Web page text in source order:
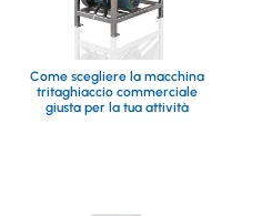
Come scegliere la macchina
tritaghiaccio commerciale
giusta per la tua attività